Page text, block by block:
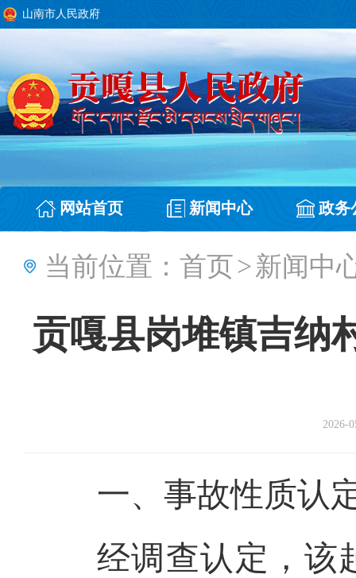
山南市人民政府
网站首页 新闻中心 政务
当前位置： 首页>新闻中
贡嘎县岗堆镇吉纳
2026-
一、事故性质认
经调查认定，该